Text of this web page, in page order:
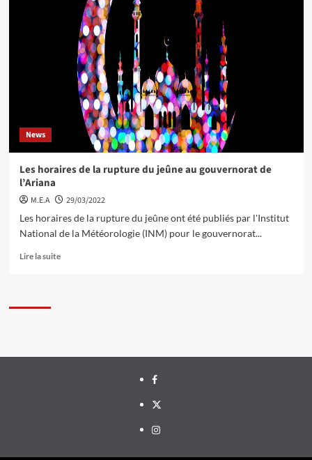
News
Les horaires de la rupture du jeûne au gouvernorat de
l’Ariana
M.E.A
29/03/2022
Les horaires de la rupture du jeûne ont été publiés par l'Institut
National de la Météorologie (INM) pour le gouvernorat...
Lire la suite
Facebook
Twitter
Instagram